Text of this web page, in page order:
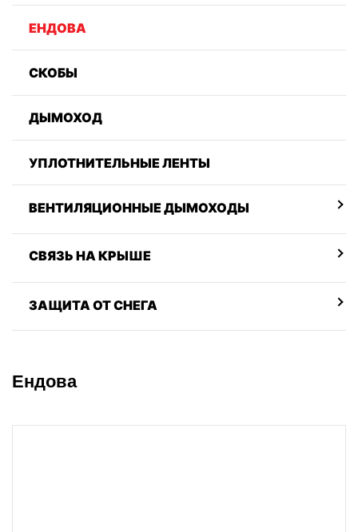
ЕНДОВА
СКОБЫ
ДЫМОХОД
УПЛОТНИТЕЛЬНЫЕ ЛЕНТЫ
ВЕНТИЛЯЦИОННЫЕ ДЫМОХОДЫ
СВЯЗЬ НА КРЫШЕ
ЗАЩИТА ОТ СНЕГА
Ендова